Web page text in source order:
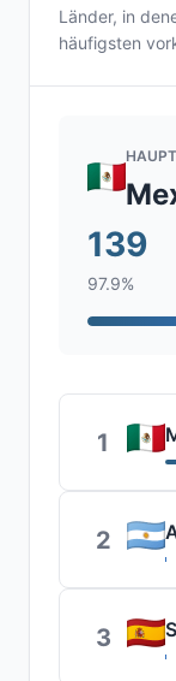
Länder, in
häufigsten
139
97.9%
1
2
3